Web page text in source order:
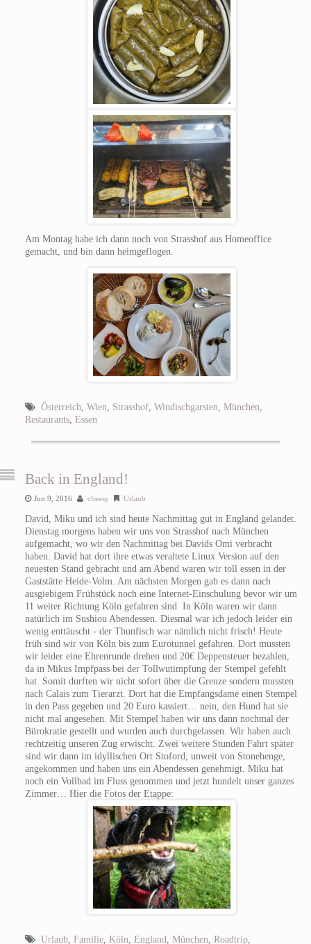
Am Montag habe ich dann noch von Strasshof aus Homeoffice
gemacht, und bin dann heimgeflogen.
Österreich Wien Strasshof, Windischgarsten München
Restaurants, Essen
Back in England!
Jun 9, 2016 cheesy Urlaub
David, Miku und ich sind heute Nachmittag gut in England gelandet.
Dienstag morgens haben wir uns von Strasshof nach München
aufgemacht, wo wir den Nachmittag bei Davids Omi verbracht
haben. David hat dort ihre etwas veraltete Linux Version auf den
neuesten Stand gebracht und am Abend waren wir toll essen in der
Gaststätte Heide-Volm. Am nächsten Morgen gab es dann nach
ausgiebigem Frühstück noch eine Internet-Einschulung bevor wir um
11 weiter Richtung Köln gefahren sind. In Köln waren wir dann
natürlich im Sushiou Abendessen. Diesmal war ich jedoch leider ein
wenig enttäuscht - der Thunfisch war nämlich nicht frisch! Heute
früh sind wir von Köln bis zum Eurotunnel gefahren. Dort mussten
wir leider eine Ehrenrunde drehen und 20€ Deppensteuer bezahlen,
da in Mikus Impfpass bei der Tollwutimpfung der Stempel gefehlt
hat. Somit durften wir nicht sofort über die Grenze sondern mussten
nach Calais zum Tierarzt. Dort hat die Empfangsdame einen Stempel
in den Pass gegeben und 20 Euro kassiert… nein, den Hund hat sie
nicht mal angesehen. Mit Stempel haben wir uns dann nochmal der
Bürokratie gestellt und wurden auch durchgelassen. Wir haben auch
rechtzeitig unseren Zug erwischt. Zwei weitere Stunden Fahrt später
sind wir dann im idyllischen Ort Stoford, unweit von Stonehenge,
angekommen und haben uns ein Abendessen genehmigt. Miku hat
noch ein Vollbad im Fluss genommen und jetzt hundelt unser ganzes
Zimmer… Hier die Fotos der Etappe:
Urlaub, Familie, Köln England München Roadtrip,